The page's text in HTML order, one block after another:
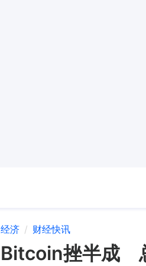
经济 财经快讯
Bitcoin挫半成